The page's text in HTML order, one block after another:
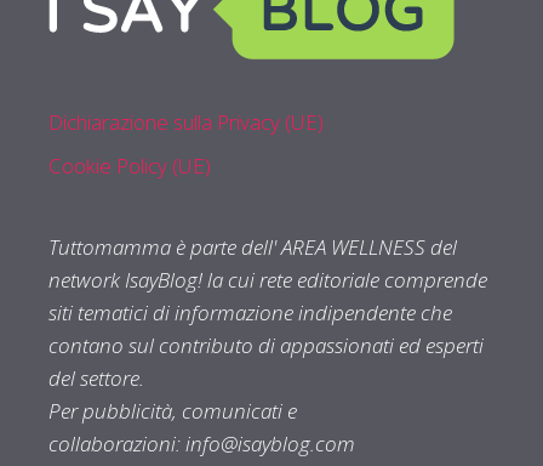
Dichiarazione sulla Privacy (UE)
Cookie Policy (UE)
Tuttomamma è parte dell' AREA WELLNESS del
network IsayBlog! la cui rete editoriale comprende
siti tematici di informazione indipendente che
contano sul contributo di appassionati ed esperti
del settore.
Per pubblicità, comunicati e
collaborazioni:info@isayblog.com